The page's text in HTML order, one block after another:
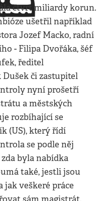
čtvrt miliardy korun.
ušetřil například
Jozef Macko, radní
- Filipa Dvořáka, šéf
ředitel
či zastupitel
nyní prošetří
a městských
rozbíhající se
(US), který řídí
se podle něj
byla nabídka
také, jestli jsou
veškeré práce